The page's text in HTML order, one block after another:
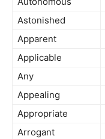
Astonished
Apparent
Applicable
Any
Appealing
Appropriate
Arrogant